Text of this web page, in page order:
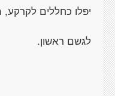
יפלו כחללים לקרקע,
לגשם ראשון.